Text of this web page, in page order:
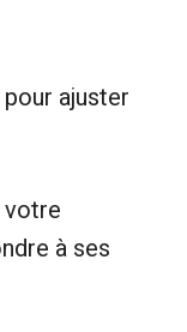
ajuster
votre
à ses